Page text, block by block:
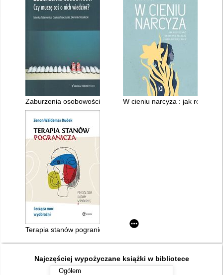
Zaburzenia osobowości : Czy muszę coś o nich wiedzieć?
W cieniu narcyza : jak
Terapia stanów pogranicza : lecząca moc wyobraźni
Najczęściej wypożyczane książki w bibliotece
Ogółem